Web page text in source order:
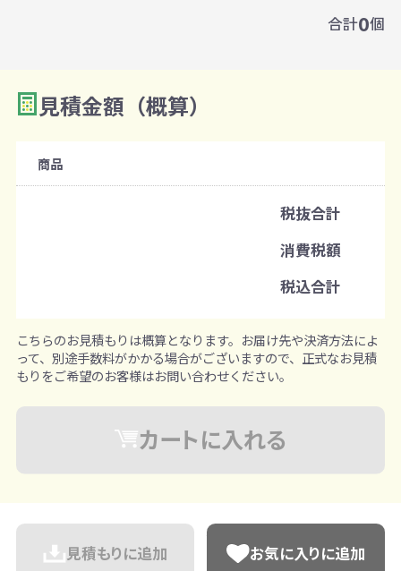
合計0個
見積金額（概算）
商品
税抜合計
消費税額
税込合計
こちらのお見積もりは概算となります。お届け先や決済方法によ
って、別途手数料がかかる場合がございますので、正式なお見積
もりをご希望のお客様はお問い合わせください。
カートに入れる
見積もりに追加 お気に入りに追加